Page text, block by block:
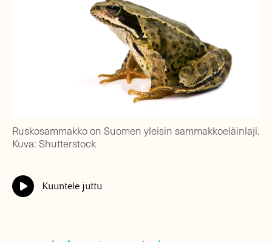
Ruskosammakko on Suomen yleisin sammakkoeläinlaji.
Kuva: Shutterstock
Kuuntele juttu